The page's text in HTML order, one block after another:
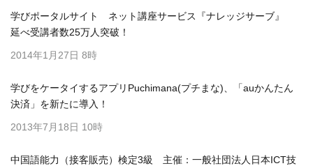
学びポータルサイト ネット講座サービス『ナレッジサーブ』
延べ受講者数25万人突破！
2014年1月27日 8時
学びをケータイするアプリPuchimana(プチまな)、「auかんたん
決済」を新たに導入！
2013年7月18日 10時
中国語能力（接客販売）検定3級 主催：一般社団法人日本ICT技